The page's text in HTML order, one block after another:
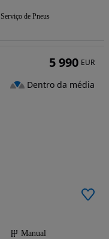
Serviço de Pneus
Manual
5 990 EUR
Dentro da média